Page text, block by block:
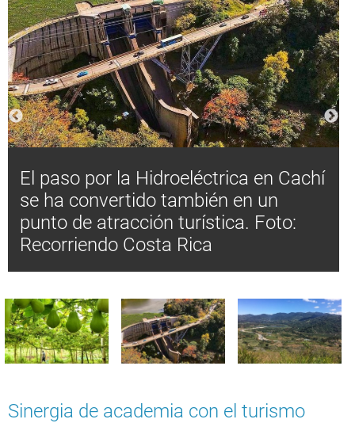
El paso por la Hidroeléctrica en Cachí
se ha convertido también en un
punto de atracción turística. Foto:
Recorriendo Costa Rica
Sinergia de academia con el turismo